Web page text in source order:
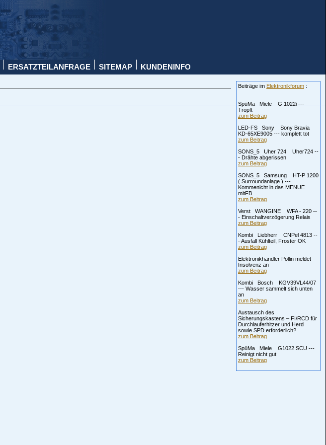
ERSATZTEILANFRAGE SITEMAP KUNDENINFO
Beiträge im Elektronikforum :
SpüMa Miele G 1022i ---
Tropft
zum Beitrag
LED-FS Sony Sony Bravia
KD-65XE9005 --- komplett tot
zum Beitrag
SONS_5 Uher 724 Uher724 --
- Drähte abgerissen
zum Beitrag
SONS_5 Samsung HT-P 1200
( Surroundanlage ) ---
Kommenicht in das MENUE
mitFB
zum Beitrag
Verst WANGINE WFA - 220 --
- Einschaltverzögerung Relais
zum Beitrag
Kombi Liebherr CNPel 4813 --
- Ausfall Kühlteil, Froster OK
zum Beitrag
Elektronikhändler Pollin meldet
Insolvenz an
zum Beitrag
Kombi Bosch KGV39VL44/07
--- Wasser sammelt sich unten
an
zum Beitrag
Austausch des
Sicherungskastens – FI/RCD für
Durchlauferhitzer und Herd
sowie SPD erforderlich?
zum Beitrag
SpüMa Miele G1022 SCU ---
Reinigt nicht gut
zum Beitrag